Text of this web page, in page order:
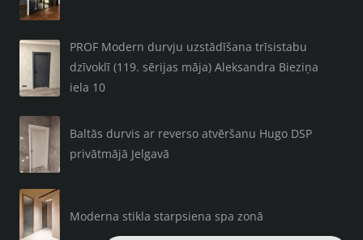
PROF Modern durvju uzstādīšana trīsistabu
dzīvoklī (119. sērijas māja) Aleksandra Bieziņa
iela 10
Baltās durvis ar reverso atvēršanu Hugo DSP
privātmājā Jelgavā
Moderna stikla starpsiena spa zonā